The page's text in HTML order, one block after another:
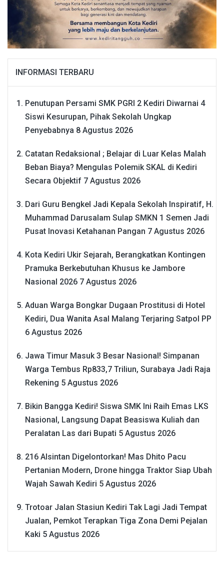
INFORMASI TERBARU
Penutupan Persami SMK PGRI 2 Kediri Diwarnai 4
Siswi Kesurupan, Pihak Sekolah Ungkap
Penyebabnya 8 Agustus 2026
Catatan Redaksional ; Belajar di Luar Kelas Malah
Beban Biaya? Mengulas Polemik SKAL di Kediri
Secara Objektif 7 Agustus 2026
Dari Guru Bengkel Jadi Kepala Sekolah Inspiratif, H.
Muhammad Darusalam Sulap SMKN 1 Semen Jadi
Pusat Inovasi Ketahanan Pangan 7 Agustus 2026
Kota Kediri Ukir Sejarah, Berangkatkan Kontingen
Pramuka Berkebutuhan Khusus ke Jambore
Nasional 2026 7 Agustus 2026
Aduan Warga Bongkar Dugaan Prostitusi di Hotel
Kediri, Dua Wanita Asal Malang Terjaring Satpol PP
6 Agustus 2026
Jawa Timur Masuk 3 Besar Nasional! Simpanan
Warga Tembus Rp833,7 Triliun, Surabaya Jadi Raja
Rekening 5 Agustus 2026
Bikin Bangga Kediri! Siswa SMK Ini Raih Emas LKS
Nasional, Langsung Dapat Beasiswa Kuliah dan
Peralatan Las dari Bupati 5 Agustus 2026
216 Alsintan Digelontorkan! Mas Dhito Pacu
Pertanian Modern, Drone hingga Traktor Siap Ubah
Wajah Sawah Kediri 5 Agustus 2026
Trotoar Jalan Stasiun Kediri Tak Lagi Jadi Tempat
Jualan, Pemkot Terapkan Tiga Zona Demi Pejalan
Kaki 5 Agustus 2026